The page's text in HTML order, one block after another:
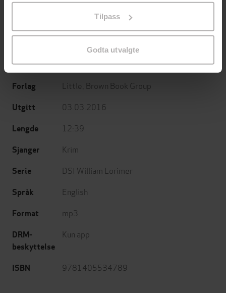
Tilpass
Godta utvalgte
Undertittel
Book 13 in the Sunday Times bestselling
Forfattere Alex Gray(forfatter),Joe Dunlop(innleser)
Forlag Little, Brown Book Group
Utgitt 03.03.2016
Lengde 12:39
Sjanger Krim
Serie DSI William Lorimer
Språk English
Format mp3
DRM-
beskyttelse
Kun app
ISBN 9781405534789